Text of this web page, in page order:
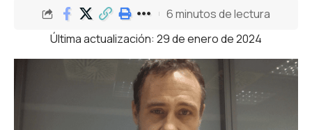
Última actualización: 29 de enero de 2024
6 minutos de lectura